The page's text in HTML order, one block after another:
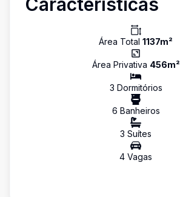
Área Total 1137m²
Área Privativa 456m²
3 Dormitórios
6 Banheiros
3 Suítes
4 Vagas